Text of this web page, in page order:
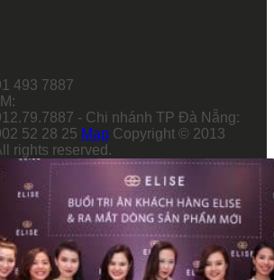
493 7887
- Chi nhánh TP Đà Nẵng:
52 28 25 Map Copyright © 2013
rights reserved.